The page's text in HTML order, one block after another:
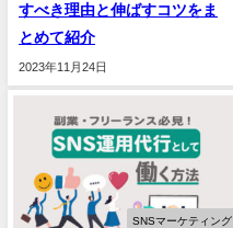
すべき理由と伸ばすコツをま
とめて紹介
2023年11月24日
SNSマーケティング